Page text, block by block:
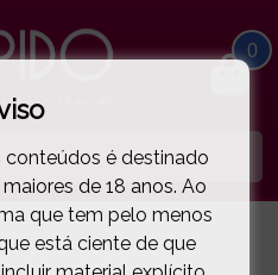
0
FILMES PORNOGRÁFICOS EM DVD
conteúdos é destinado
de 18 anos. Ao
que tem pelo menos
está ciente de que